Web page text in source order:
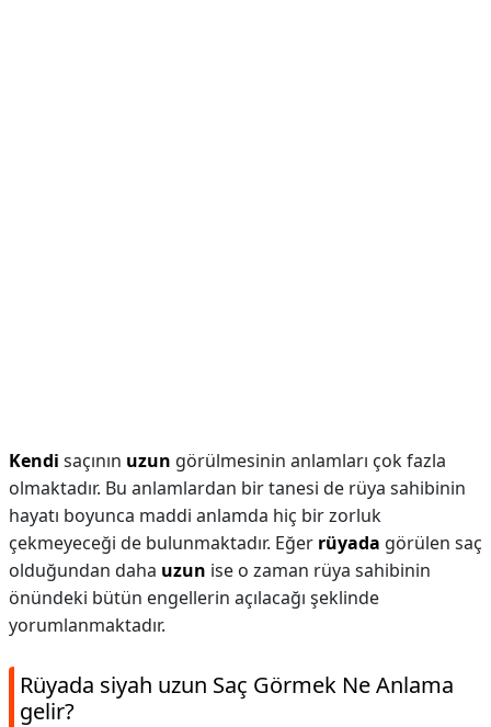
Kendi saçının uzun görülmesinin anlamları çok fazla
olmaktadır. Bu anlamlardan bir tanesi de rüya sahibinin
hayatı boyunca maddi anlamda hiç bir zorluk
çekmeyeceği de bulunmaktadır. Eğer rüyada görülen saç
olduğundan daha uzun ise o zaman rüya sahibinin
önündeki bütün engellerin açılacağı şeklinde
yorumlanmaktadır.
Rüyada siyah uzun Saç Görmek Ne Anlama
gelir?